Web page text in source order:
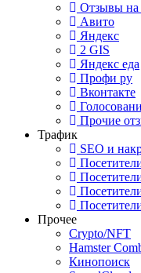
Отзывы на
Авито
Яндекс
2 GIS
Яндекс еда
Профи ру
Вконтакте
Прочие
Трафик
SEO и
Прочее
Crypto/NFT
Hamster
Кинопоиск